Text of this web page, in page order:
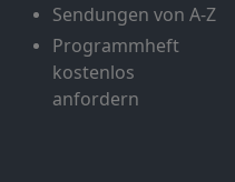
Sendungen von A-Z
Programmheft
kostenlos
anfordern